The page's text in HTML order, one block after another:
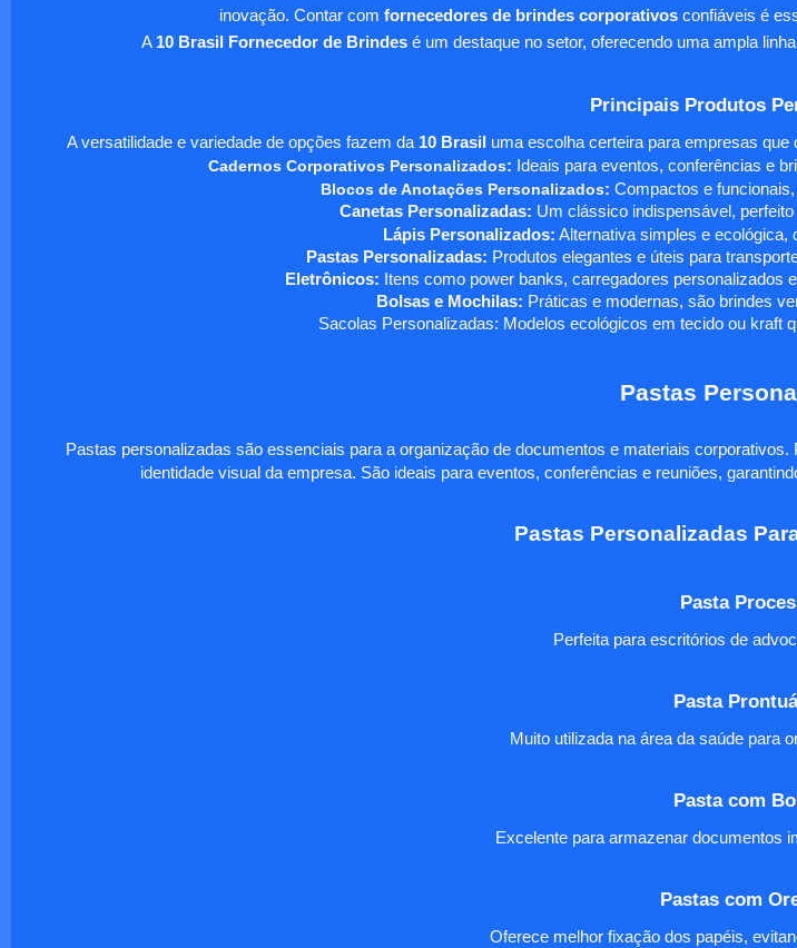
inovação. Contar com fornecedores de brindes corporativos confiáveis é
A 10 Brasil Fornecedor de Brindesé um destaque no setor, oferecendo uma ampla
Principais Produtos
A versatilidade e variedade de opções fazem da 10 Brasil uma escolha certeira para empresas
Cadernos Corporativos Personalizados: Ideais para eventos, conferências e
Blocos de Anotações Personalizados: Compactos e
Canetas Personalizadas: Um clássico indispensável,
Lápis Personalizados: Alternativa simples e
Pastas Personalizadas: Produtos elegantes e úteis para
Eletrônicos: Itens como power banks, carregadores personalizados
Bolsas e Mochilas: Práticas e modernas, são brindes
Sacolas Personalizadas: Modelos ecológicos em tecido ou kraft
Pastas
Pastas personalizadas são essenciais para a organização de documentos e materiais
identidade visual da empresa. São ideais para eventos, conferências e reuniões,
Pastas Personalizadas
Pasta
Perfeita para escritórios de
Pasta
Muito utilizada na área da saúde para
Pasta com
Excelente para armazenar documentos
Pastas com
Oferece melhor fixação dos papéis,